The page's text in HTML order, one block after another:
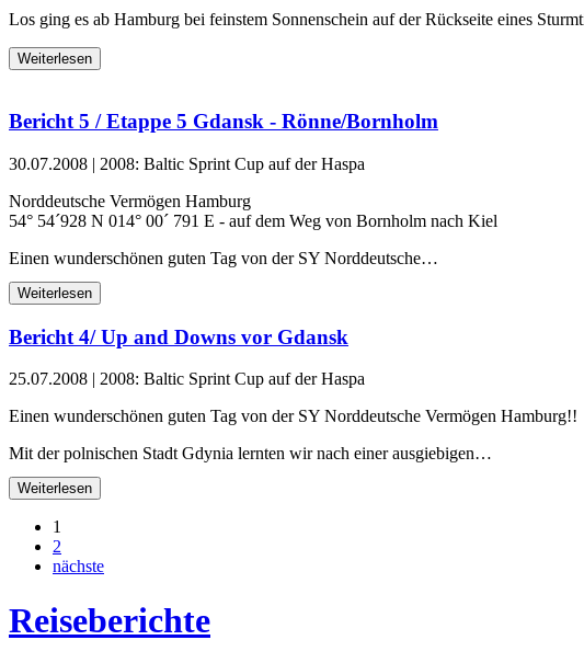
Los ging es ab Hamburg bei feinstem Sonnenschein auf der Rückseite eines
Weiterlesen
Bericht 5 / Etappe 5 Gdansk - Rönne/Bornholm
30.07.2008 | 2008: Baltic Sprint Cup auf der Haspa
Norddeutsche Vermögen Hamburg
54° 54´928 N 014° 00´ 791 E - auf dem Weg von Bornholm nach Kiel
Einen wunderschönen guten Tag von der SY Norddeutsche…
Weiterlesen
Bericht 4/ Up and Downs vor Gdansk
25.07.2008 | 2008: Baltic Sprint Cup auf der Haspa
Einen wunderschönen guten Tag von der SY Norddeutsche Vermögen Hamburg!!
Mit der polnischen Stadt Gdynia lernten wir nach einer ausgiebigen…
Weiterlesen
1
2
nächste
Reiseberichte